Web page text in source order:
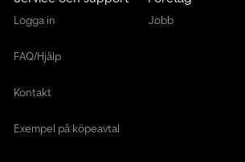
Logga in
FAQ/Hjälp
Kontakt
Exempel på köpeavtal
Jobb